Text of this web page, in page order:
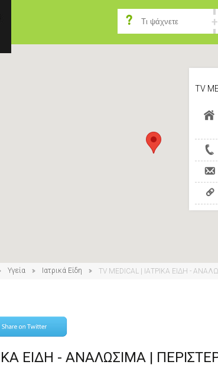
TV
Υγεία Ιατρικά Είδη TV MEDICAL | ΙΑΤΡΙΚΑ ΕΙΔΗ -
ΕΙΔΗ - ΑΝΑΛΩΣΙΜΑ |